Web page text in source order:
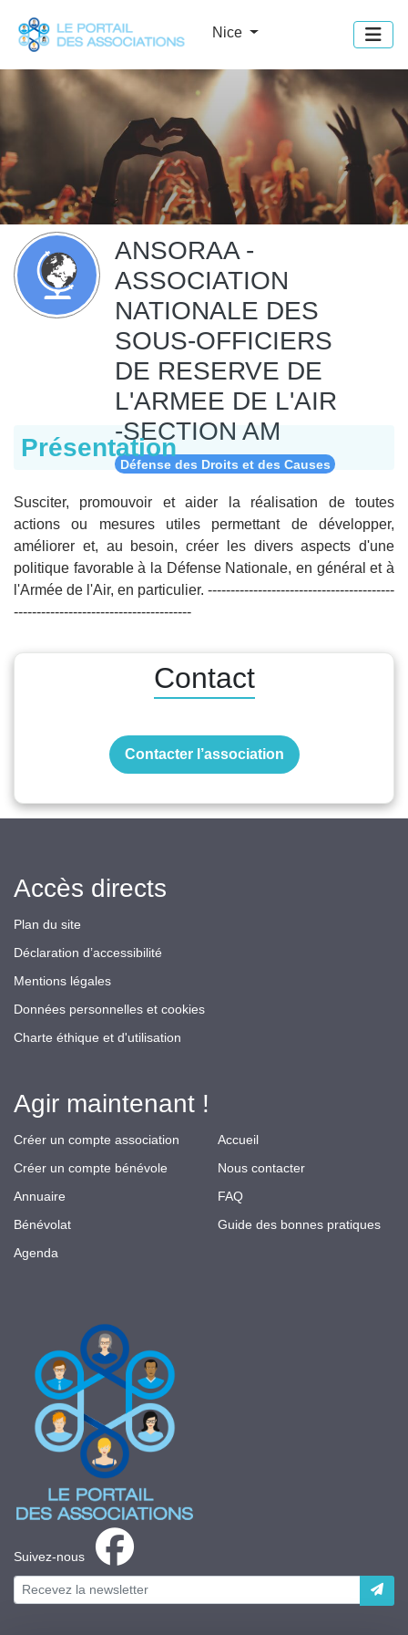
Nice
ANSORAA -
ASSOCIATION
NATIONALE DES
SOUS-OFFICIERS
DE RESERVE DE
L'ARMEE DE L'AIR
-SECTION AM
Défense des Droits et des Causes
Présentation
Susciter, promouvoir et aider la réalisation de toutes
actions ou mesures utiles permettant de développer,
améliorer et, au besoin, créer les divers aspects d'une
politique favorable à la Défense Nationale, en général et à
l'Armée de l'Air, en particulier. -----------------------------------------
---------------------------------------
Contact
Contacter l’association
Suivez-nous
Accès directs
Plan du site
Déclaration d’accessibilité
Mentions légales
Données personnelles et cookies
Charte éthique et d'utilisation
Agir maintenant !
Créer un compte association
Créer un compte bénévole
Annuaire
Bénévolat
Agenda
Accueil
Nous contacter
FAQ
Guide des bonnes pratiques